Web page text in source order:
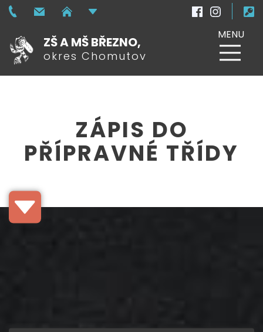
ZŠ A MŠ BŘEZNO,
okres Chomutov
MENU
ZÁPIS DO
PŘÍPRAVNÉ TŘÍDY